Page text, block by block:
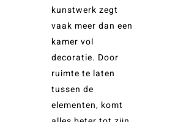
kunstwerk zegt
vaak meer dan een
kamer vol
decoratie. Door
ruimte te laten
tussen de
elementen, komt